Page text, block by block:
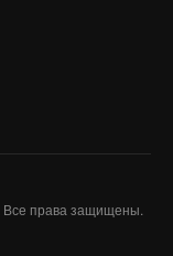
Все права защищены.